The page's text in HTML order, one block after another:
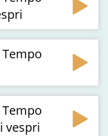
vespri